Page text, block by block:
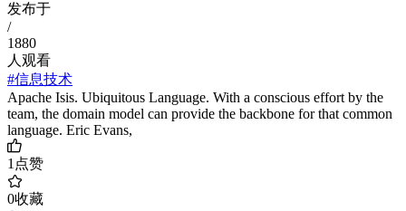
发布于
/
1880
人观看
#信息技术
Apache Isis. Ubiquitous Language. With a conscious effort by the
team, the domain model can provide the backbone for that common
language. Eric Evans,
1点赞
0收藏